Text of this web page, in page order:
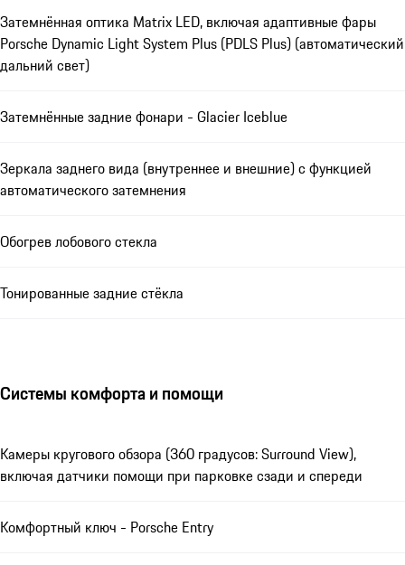
Затемнённая оптика Matrix LED, включая адаптивные фары
Porsche Dynamic Light System Plus (PDLS Plus) (автоматический
дальний свет)
Затемнённые задние фонари - Glacier Iceblue
Зеркала заднего вида (внутреннее и внешние) с функцией
автоматического затемнения
Обогрев лобового стекла
Тонированные задние стёкла
Системы комфорта и помощи
Камеры кругового обзора (360 градусов: Surround View),
включая датчики помощи при парковке сзади и спереди
Комфортный ключ - Porsche Entry